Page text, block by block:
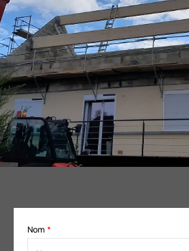
Nom